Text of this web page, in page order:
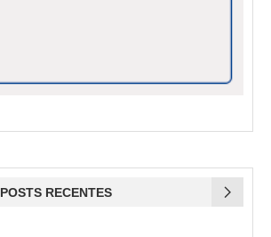
POSTS RECENTES